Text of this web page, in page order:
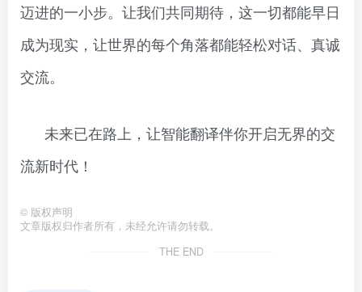
迈进的一小步。让我们共同期待，这一切都能早日
成为现实，让世界的每个角落都能轻松对话、真诚
交流。
未来已在路上，让智能翻译伴你开启无界的交
流新时代！
© 版权声明
文章版权归作者所有，未经允许请勿转载。
THE END